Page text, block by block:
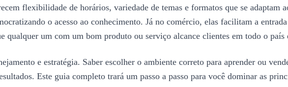
flexibilidade de horários, variedade de temas e formatos que se adaptam
o acesso ao conhecimento. Já no comércio, elas facilitam a
qualquer um com um bom produto ou serviço alcance clientes em todo o país
e estratégia. Saber escolher o ambiente correto para aprender ou
Este guia completo trará um passo a passo para você dominar as